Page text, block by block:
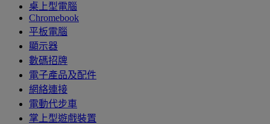
桌上型電腦
Chromebook
平板電腦
顯示器
數碼招牌
電子產品及配件
網絡連接
電動代步車
掌上型遊戲裝置